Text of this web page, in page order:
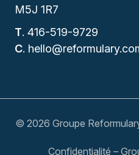
M5J 1R7
T. 416-519-9729
C.
© 2026 Groupe
Confidentialité –